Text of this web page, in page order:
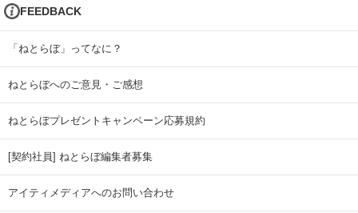
FEEDBACK
「ねとらぼ」ってなに？
ねとらぼへのご意見・ご感想
ねとらぼプレゼントキャンペーン応募規約
[契約社員] ねとらぼ編集者募集
アイティメディアへのお問い合わせ